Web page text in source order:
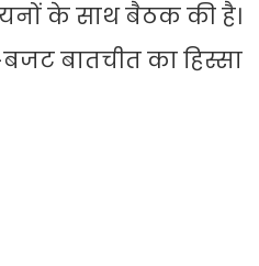
के साथ बैठक की है।
बातचीत का हिस्सा